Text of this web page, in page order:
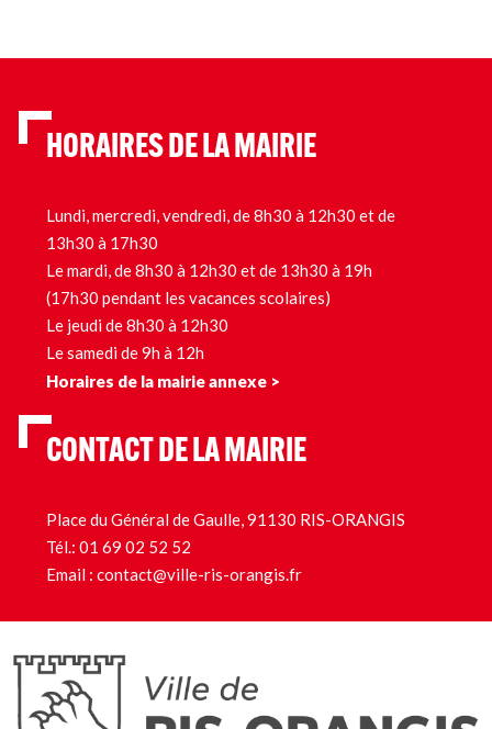
HORAIRES DE LA MAIRIE
Lundi, mercredi, vendredi, de 8h30 à 12h30 et de
13h30 à 17h30
Le mardi, de 8h30 à 12h30 et de 13h30 à 19h
(17h30 pendant les vacances scolaires)
Le jeudi de 8h30 à 12h30
Le samedi de 9h à 12h
Horaires de la mairie annexe >
CONTACT DE LA MAIRIE
Place du Général de Gaulle, 91130 RIS-ORANGIS
Tél.: 01 69 02 52 52
Email : contact@ville-ris-orangis.fr